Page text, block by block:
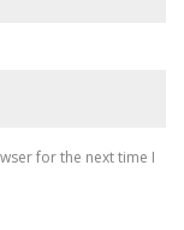
for the next time I